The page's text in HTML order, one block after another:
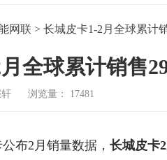
网联 > 长城皮卡1-2月全球累计
全球累计销售
浏览量： 17481
布2月销量数据， 长城皮卡